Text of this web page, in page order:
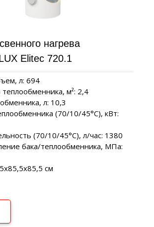
нагрева
Elitec 720.1
л: 694
м²: 2,4
л: 10,3
(70/10/45°C), кВт:
(70/10/45°C), л/час: 1380
бака/теплообменника, МПа:
см